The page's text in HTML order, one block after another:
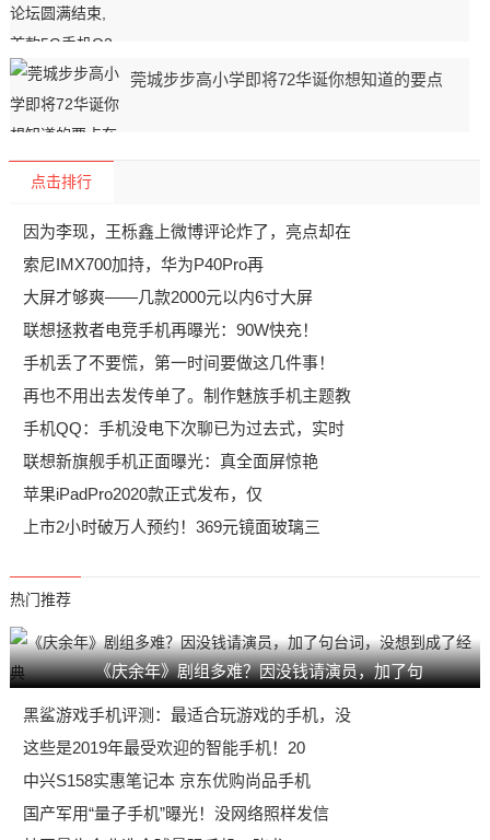
莞城步步高小学即将72华诞你想知道的要点
点击排行
因为李现，王栎鑫上微博评论炸了，亮点却在
索尼IMX700加持，华为P40Pro再
大屏才够爽——几款2000元以内6寸大屏
联想拯救者电竞手机再曝光：90W快充！
手机丢了不要慌，第一时间要做这几件事！
再也不用出去发传单了。制作魅族手机主题教
手机QQ：手机没电下次聊已为过去式，实时
联想新旗舰手机正面曝光：真全面屏惊艳
苹果iPadPro2020款正式发布，仅
上市2小时破万人预约！369元镜面玻璃三
热门推荐
《庆余年》剧组多难？因没钱请演员，加了句
黑鲨游戏手机评测：最适合玩游戏的手机，没
这些是2019年最受欢迎的智能手机！20
中兴S158实惠笔记本 京东优购尚品手机
国产军用“量子手机”曝光！没网络照样发信